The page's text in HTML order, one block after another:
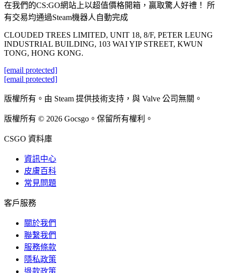
在我們的CS:GO網站上以超值價格開箱，贏取驚人好禮！ 所
有交易均通過Steam機器人自動完成
CLOUDED TREES LIMITED, UNIT 18, 8/F, PETER LEUNG
INDUSTRIAL BUILDING, 103 WAI YIP STREET, KWUN
TONG, HONG KONG.
[email protected]
[email protected]
版權所有。由 Steam 提供技術支持，與 Valve 公司無關。
版權所有 © 2026 Gocsgo。保留所有權利。
CSGO 資料庫
資訊中心
皮膚百科
常見問題
客戶服務
關於我們
聯繫我們
服務條款
隱私政策
退款政策